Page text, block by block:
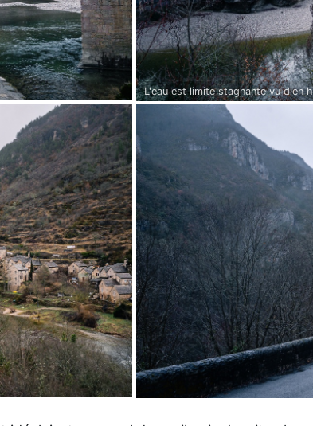
L'eau est limite stagnante vu d'en